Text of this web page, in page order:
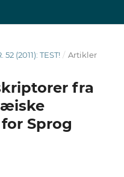
52 (2011): TEST! / Artikler
fra
Sprog